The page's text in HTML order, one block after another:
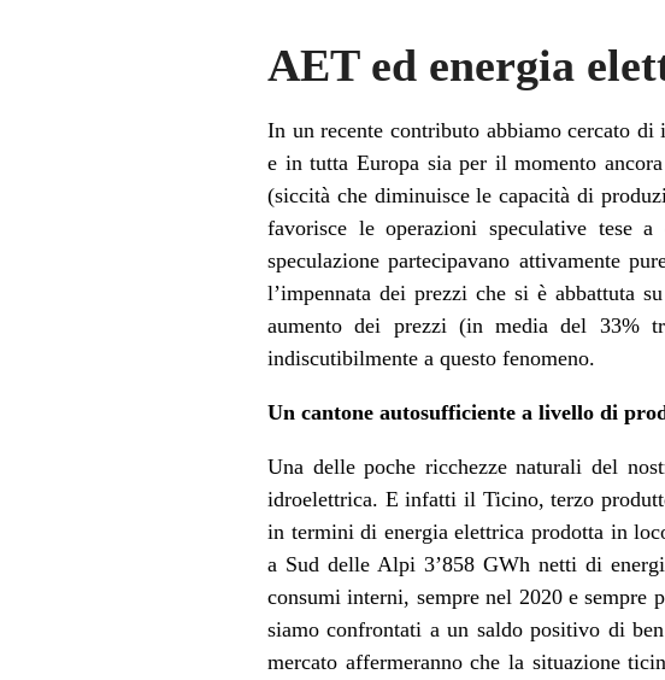
AET ed energia
In un recente contributo abbiamo cercato di
e in tutta Europa sia per il momento
(siccità che diminuisce le capacità di
favorisce le operazioni speculative tese
speculazione partecipavano attivamente
l’impennata dei prezzi che si è abbattuta
aumento dei prezzi (in media del
indiscutibilmente a questo fenomeno.
Un cantone autosufficiente a livello di
Una delle poche ricchezze naturali del
idroelettrica. E infatti il Ticino, terzo
in termini di energia elettrica prodotta in
a Sud delle Alpi 3’858 GWh netti di
consumi interni, sempre nel 2020 e sempre
siamo confrontati a un saldo positivo di
mercato affermeranno che la situazione